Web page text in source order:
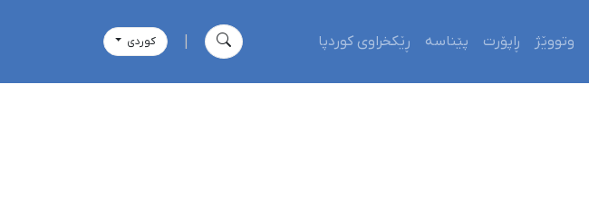
وتووێژ ڕاپۆرت پێناسە ڕێکخراوی کوردپا كوردی